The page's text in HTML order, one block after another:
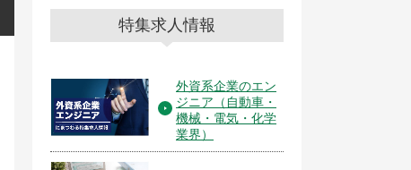
特集求人情報
外資系企業のエン
ジニア（自動車・
機械・電気・化学
業界）